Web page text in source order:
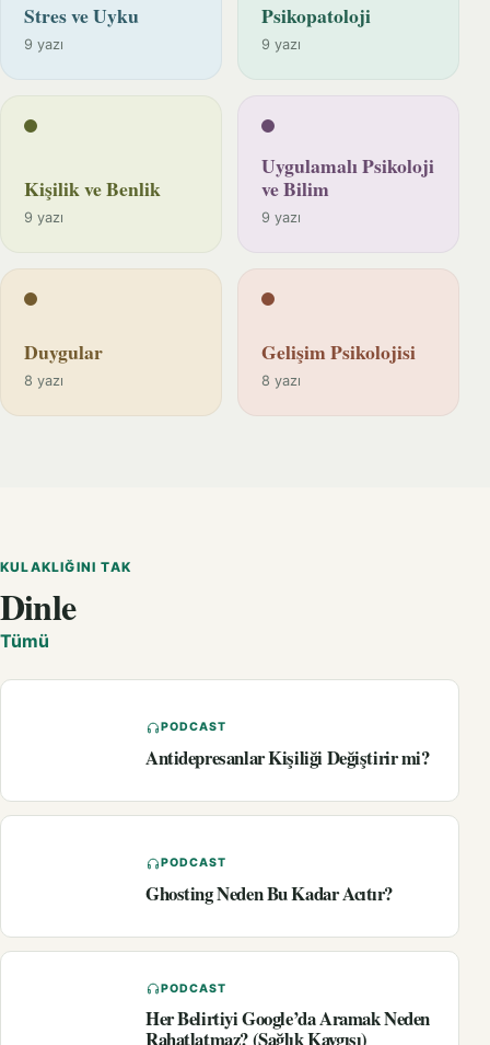
Stres ve Uyku
9 yazı
Psikopatoloji
9 yazı
Kişilik ve Benlik
9 yazı
Uygulamalı Psikoloji
ve Bilim
9 yazı
Duygular
8 yazı
Gelişim Psikolojisi
8 yazı
KULAKLIĞINI TAK
Dinle
Tümü
PODCAST
Antidepresanlar Kişiliği Değiştirir mi?
PODCAST
Ghosting Neden Bu Kadar Acıtır?
PODCAST
Her Belirtiyi Google’da Aramak Neden
Rahatlatmaz? (Sağlık Kaygısı)